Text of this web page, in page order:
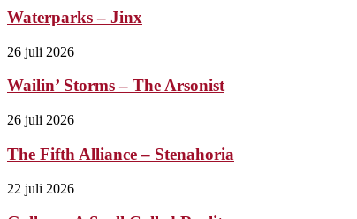
Waterparks – Jinx
26 juli 2026
Wailin’ Storms – The Arsonist
26 juli 2026
The Fifth Alliance – Stenahoria
22 juli 2026